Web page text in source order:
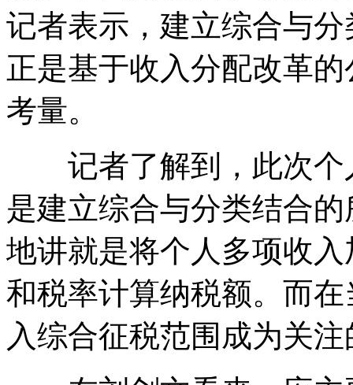
记者表示，建立综合与
正是基于收入分配改革
考量。
记者了解到，此次个
是建立综合与分类结合
地讲就是将个人多项收
和税率计算纳税额。而
入综合征税范围成为关